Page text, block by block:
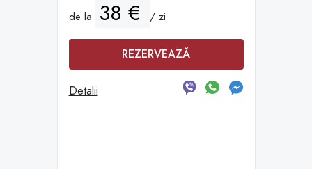
de la 38 € / zi
REZERVEAZĂ
Detalii